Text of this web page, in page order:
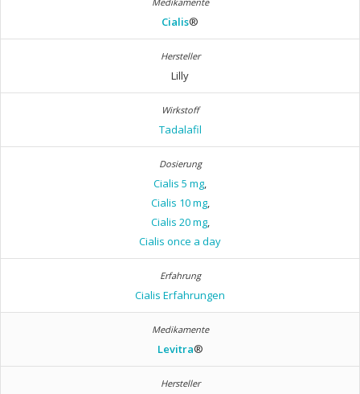
Cialis®
Lilly
Tadalafil
Cialis 5 mg,
Cialis 10 mg,
Cialis 20 mg,
Cialis once a day
Cialis Erfahrungen
Levitra®